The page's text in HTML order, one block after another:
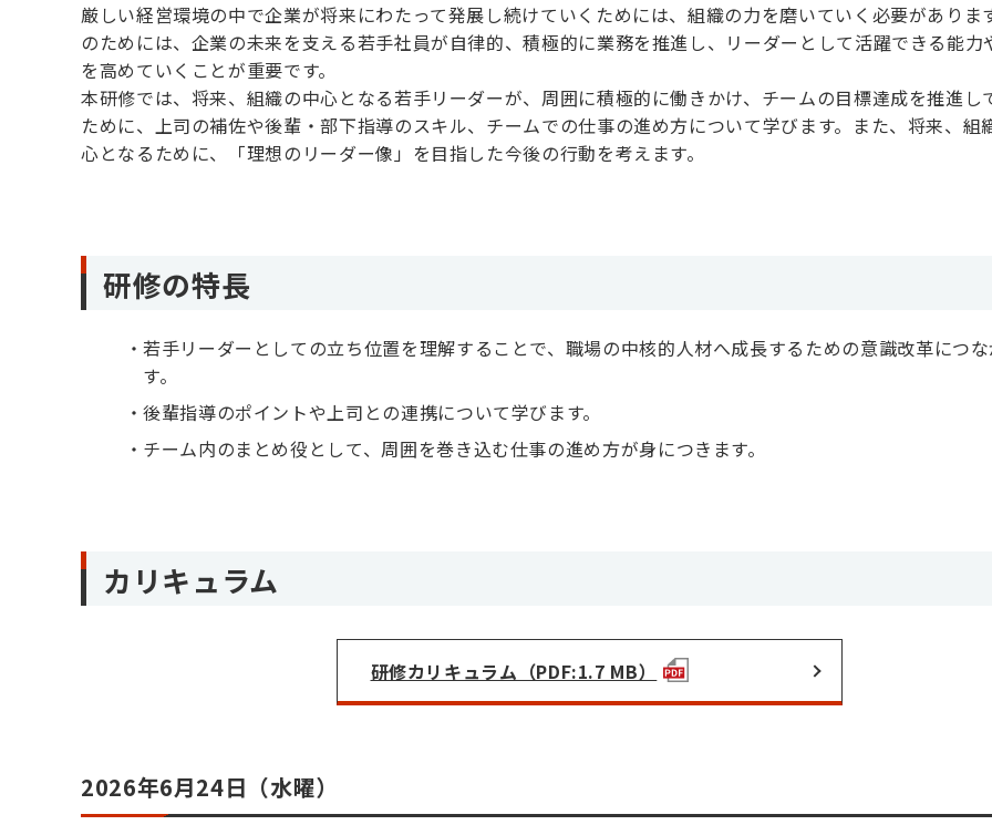
厳しい経営環境の中で企業が将来にわたって発展し続けていくためには、組織の力を磨いていく必要がありま
のためには、企業の未来を支える若手社員が自律的、積極的に業務を推進し、リーダーとして活躍できる能力
を高めていくことが重要です。
本研修では、将来、組織の中心となる若手リーダーが、周囲に積極的に働きかけ、チームの目標達成を推進し
ために、上司の補佐や後輩・部下指導のスキル、チームでの仕事の進め方について学びます。また、将来、組
心となるために、「理想のリーダー像」を目指した今後の行動を考えます。
研修の特長
若手リーダーとしての立ち位置を理解することで、職場の中核的人材へ成長するための意識改革につ
す。
後輩指導のポイントや上司との連携について学びます。
チーム内のまとめ役として、周囲を巻き込む仕事の進め方が身につきます。
カリキュラム
研修カリキュラム（PDF:1.7 MB）
2026年6月24日（水曜）